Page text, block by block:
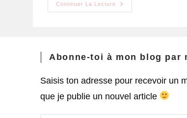
Continuer La Lecture
Abonne-toi à mon blog par
Saisis ton adresse pour recevoir un
que je publie un nouvel article